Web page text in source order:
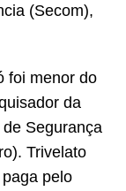
(Secom),
foi menor do
da
Segurança
Trivelato
pelo